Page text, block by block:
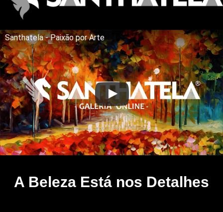
Santhatela - Paixão por Arte
A Beleza Está nos Detalhes